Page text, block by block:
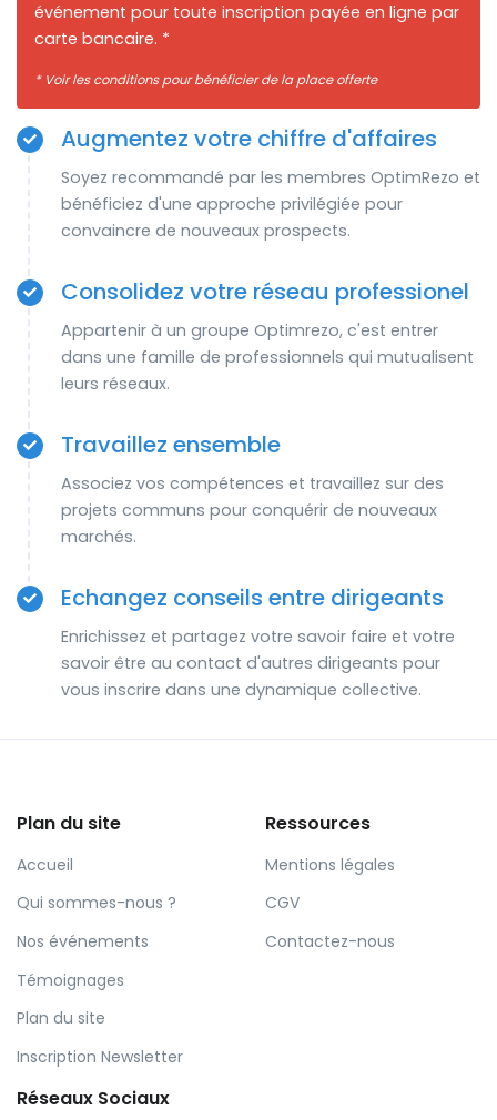
événement pour toute inscription payée en ligne par
carte bancaire. *
* Voir les conditions pour bénéficier de la place offerte
Augmentez votre chiffre d'affaires
Soyez recommandé par les membres OptimRezo et
bénéficiez d'une approche privilégiée pour
convaincre de nouveaux prospects.
Consolidez votre réseau professionel
Appartenir à un groupe Optimrezo, c'est entrer
dans une famille de professionnels qui mutualisent
leurs réseaux.
Travaillez ensemble
Associez vos compétences et travaillez sur des
projets communs pour conquérir de nouveaux
marchés.
Echangez conseils entre dirigeants
Enrichissez et partagez votre savoir faire et votre
savoir être au contact d'autres dirigeants pour
vous inscrire dans une dynamique collective.
Plan du site
Accueil
Qui sommes-nous ?
Nos événements
Témoignages
Plan du site
Inscription Newsletter
Ressources
Mentions légales
CGV
Contactez-nous
Réseaux Sociaux